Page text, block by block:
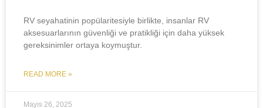
RV seyahatinin popülaritesiyle birlikte, insanlar RV
aksesuarlarının güvenliği ve pratikliği için daha yüksek
gereksinimler ortaya koymuştur.
READ MORE »
Mayıs 26, 2025